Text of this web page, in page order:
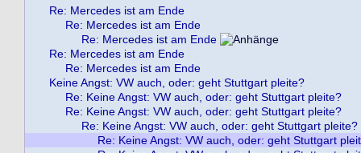
Re: Mercedes ist am Ende
Re: Mercedes ist am Ende
Re: Mercedes ist am Ende
Re: Mercedes ist am Ende
Re: Mercedes ist am Ende
Keine Angst: VW auch, oder: geht Stuttgart pleite?
Re: Keine Angst: VW auch, oder: geht Stuttgart pleite?
Re: Keine Angst: VW auch, oder: geht Stuttgart pleite?
Re: Keine Angst: VW auch, oder: geht Stuttgart pleite?
Re: Keine Angst: VW auch, oder: geht Stuttgart